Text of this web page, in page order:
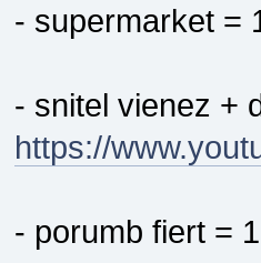
- supermarket =
- snitel vienez +
https://
- porumb fiert =